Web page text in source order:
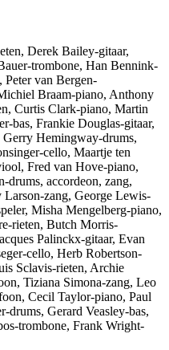
Derek Bailey-gitaar,
trombone, Han Bennink-
Peter van Bergen-
Braam-piano, Anthony
Curtis Clark-piano, Martin
bas, Frankie Douglas-gitaar,
Hemingway-drums,
cello, Maartje ten
Fred van Hove-piano,
drums, accordeon, zang,
Larson-zang, George Lewis-
Misha Mengelberg-piano,
rieten, Butch Morris-
Palinckx-gitaar, Evan
cello, Herb Robertson-
Sclavis-rieten, Archie
Tiziana Simona-zang, Leo
Cecil Taylor-piano, Paul
drums, Gerard Veasley-bas,
trombone, Frank Wright-